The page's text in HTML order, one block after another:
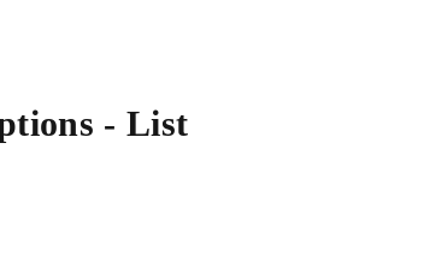
- List